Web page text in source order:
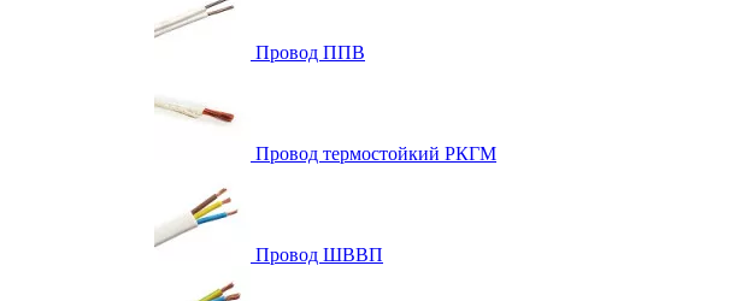
Провод ППВ
Провод термостойкий РКГМ
Провод ШВВП